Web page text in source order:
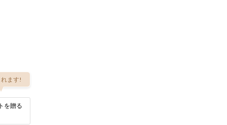
ます!
を贈る